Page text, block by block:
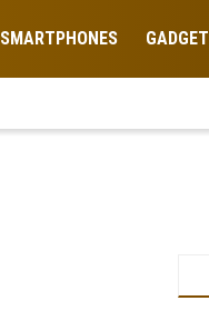
SMARTPHONES GADGET